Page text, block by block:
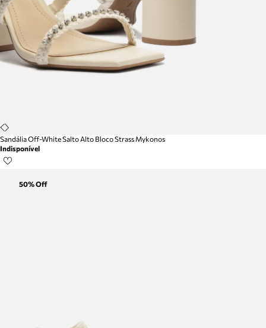
Sandália Off-White Salto Alto Bloco Strass Mykonos
Indisponível
50% Off